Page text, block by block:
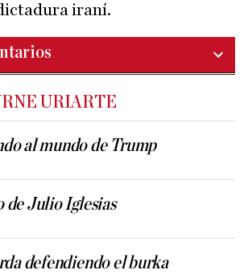
iraní.
URIARTE
al mundo de Trump
de Julio Iglesias
defendiendo el burka